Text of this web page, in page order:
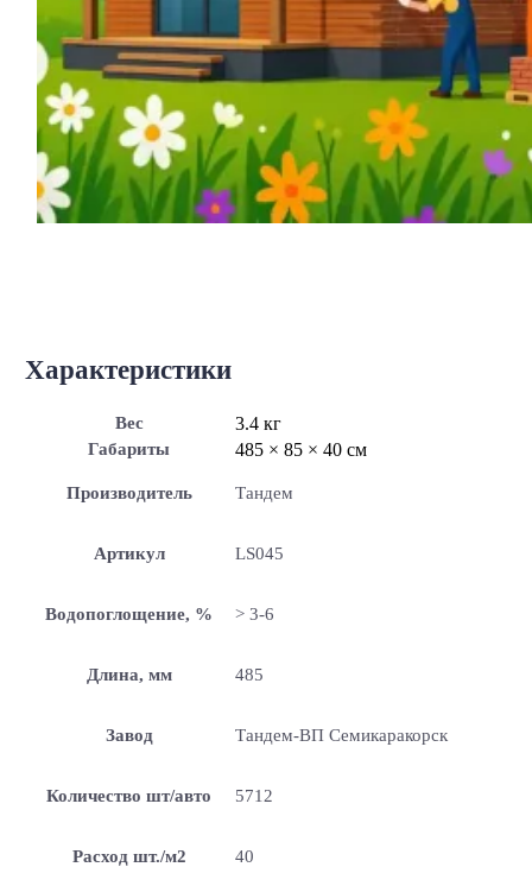
Характеристики
Вес 3.4 кг
Габариты 485 × 85 × 40 см
Производитель Тандем
Артикул LS045
Водопоглощение, % > 3-6
Длина, мм 485
Завод Тандем-ВП Семикаракорск
Количество шт/авто 5712
Расход шт./м2 40